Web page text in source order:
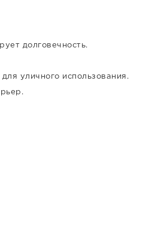
долговечность.
уличного использования.